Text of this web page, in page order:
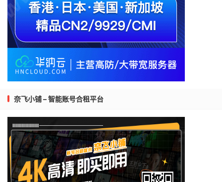
奈飞小铺 – 智能账号合租平台